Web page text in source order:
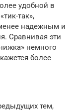
удобной в
так»,
надежным и
Сравнивая эти
немного
более
тем,